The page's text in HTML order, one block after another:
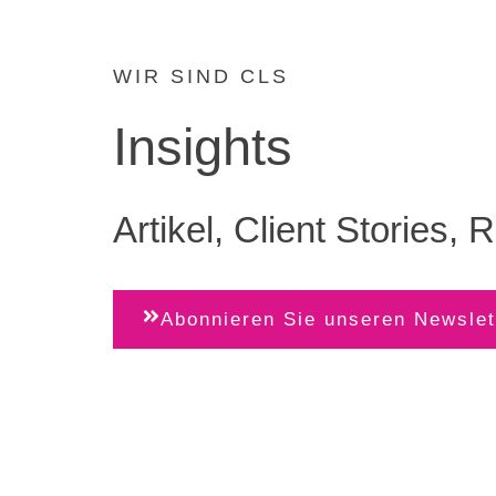
WIR SIND CLS
Insights
Artikel, Client Stories,
Abonnieren Sie unseren